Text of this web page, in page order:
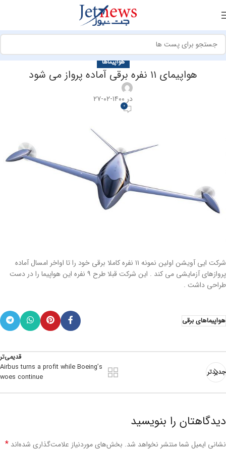
هواپیماها
هواپیمای ۱۱ نفره برقی آماده پرواز می شود
در ۱۴۰۰-۰۲-۲۷
0
شرکت ایی آویشن اولین نمونه ۱۱ نفره کاملا برقی خود را تا اواخر امسال آماده
پروازهای آزمایشی می کند . این شرکت قبلا طرح ۹ نفره این هواپیما را در دست
طراحی داشت .
هواپیماهای برقی
جدیدتر
قدیمی‌تر
Airbus turns a profit while Boeing’s
woes continue
دیدگاهتان را بنویسید
نشانی ایمیل شما منتشر نخواهد شد. بخش‌های موردنیاز علامت‌گذاری شده‌اند *